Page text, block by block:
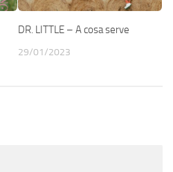
DR. LITTLE – A cosa serve
29/01/2023